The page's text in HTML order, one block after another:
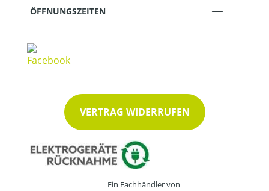
ÖFFNUNGSZEITEN
VERTRAG WIDERRUFEN
Ein Fachhändler von